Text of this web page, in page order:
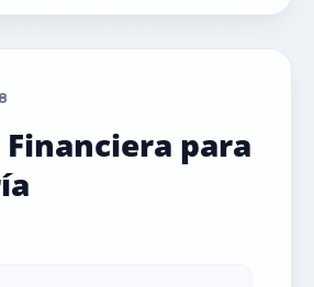
para